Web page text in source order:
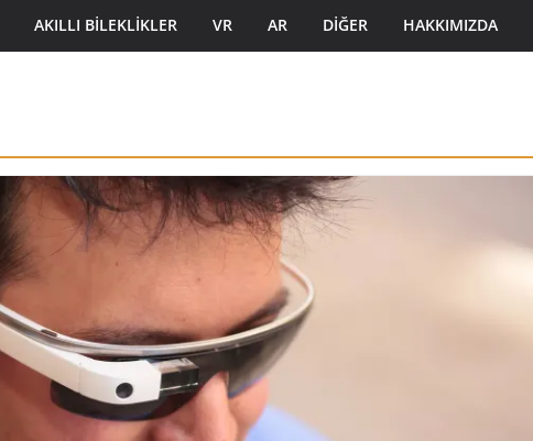
AKILLI BILEKLIKLER VR AR DIĞER HAKKIMIZDA